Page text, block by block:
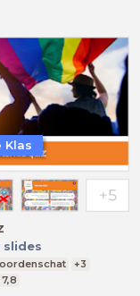
slides
+3
Klas